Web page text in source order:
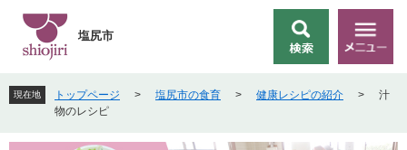
先
頭
す
を
飛
し
索
メ
ニ
ー
塩尻市
現在地 トップページ > 塩尻市の食育 > 健康レシピの紹介 >
汁
物のレシピ